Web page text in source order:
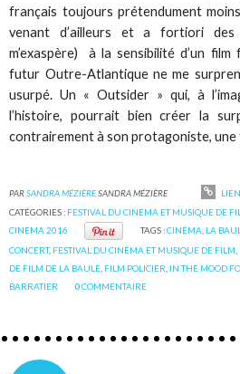
français toujours prétendument
venant d’ailleurs et a fortiori
m’exaspère) à la sensibilité d’un
futur Outre-Atlantique ne me
usurpé. Un « Outsider » qui, à
l’histoire, pourrait bien créer la
contrairement à son protagoniste,
PARSANDRA MÉZIÈRESANDRA MÉZIÈRE
CATÉGORIES : FESTIVAL DU CINEMA ET MUSIQUE DE
CINEMA 2016
TAGS :CINÉMA LA
CONCERT, FESTIVAL DU CINÉMA ET MUSIQUE DE FILM
DE FILM DE LA BAULE FILM POLICIER IN THE MOOD
BARRATIER
0COMMENTAIRE